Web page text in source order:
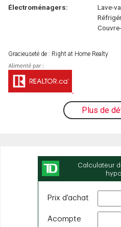
Électroménagers:
Lave-
Gracieuseté de : Right at Home Realty
Plus de